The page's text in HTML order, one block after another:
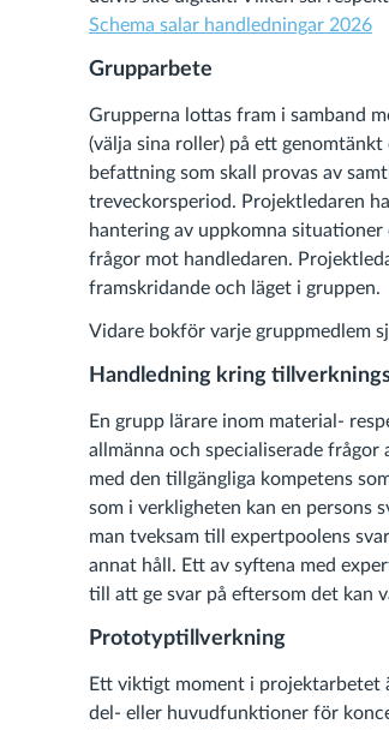
Schema salar handledningar 2026
Grupparbete
Grupperna lottas fram i samband
(välja sina roller) på ett
befattning som skall provas av
treveckorsperiod. Projektledaren
hantering av uppkomna
frågor mot handledaren.
framskridande och läget i gruppen.
Vidare bokför varje gruppmedlem
Handledning kring
En grupp lärare inom material-
allmänna och specialiserade
med den tillgängliga kompetens
som i verkligheten kan en persons
man tveksam till expertpoolens
annat håll. Ett av syftena med
till att ge svar på eftersom det kan
Prototyptillverkning
Ett viktigt moment i
del- eller huvudfunktioner för